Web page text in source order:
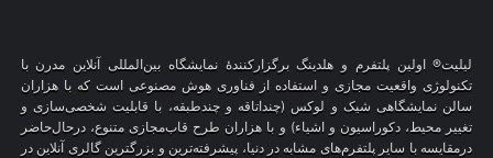
لیلیت® اولین پلتفرم و هلدینگ برگزارکنندهٔ نمایشگاه بین‌المللی آنلاین مدرن با
تکنولوژی واقعیت مجازی و استفاده از فناوری هوش مصنوعی است که با هزاران
سالن نمایشگاهی شیک و لوکس (چنداتاقه و چندطبقه، با قابلیت شخصی‌سازی و
تغییر محیط، دکوراسیون و اشیاء) و با هزاران طرح قاب‌مجازی متنوع، درحال‌حاضر
درمقایسه با سایر پلتفرم‌های مشابه در دنیا، پیشرفته‌ترین و بزرگترین گالری آنلاین در